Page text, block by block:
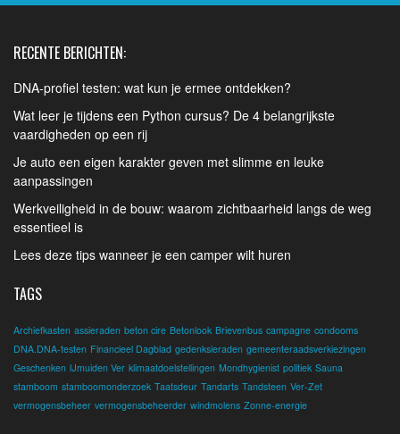
RECENTE BERICHTEN:
DNA-profiel testen: wat kun je ermee ontdekken?
Wat leer je tijdens een Python cursus? De 4 belangrijkste
vaardigheden op een rij
Je auto een eigen karakter geven met slimme en leuke
aanpassingen
Werkveiligheid in de bouw: waarom zichtbaarheid langs de weg
essentieel is
Lees deze tips wanneer je een camper wilt huren
TAGS
Archiefkasten assieraden beton cire Betonlook Brievenbus campagne condooms
DNA.DNA-testen Financieel Dagblad gedenksieraden gemeenteraadsverkiezingen
Geschenken IJmuiden Ver klimaatdoelstellingen Mondhygienist politiek Sauna
stamboom stamboomonderzoek Taatsdeur Tandarts Tandsteen Ver-Zet
vermogensbeheer vermogensbeheerder windmolens Zonne-energie